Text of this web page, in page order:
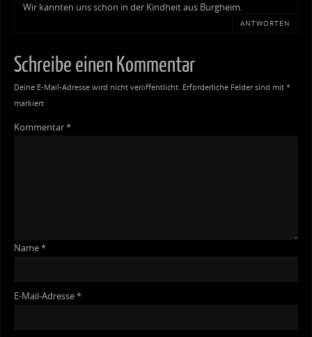
Wir kannten uns schon in der Kindheit aus Burgheim.
ANTWORTEN
Schreibe einen Kommentar
Deine E-Mail-Adresse wird nicht veröffentlicht. Erforderliche Felder sind mit *
markiert
Kommentar*
Name*
E-Mail-Adresse*